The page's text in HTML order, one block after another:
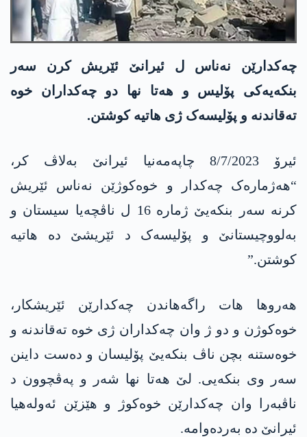
چەکدارێن نەناس ل ئیرانێ ئێریش کرن سەر
بنکەیەکی پۆلیس و ھەتا نھا دو چەکداران خوە
تەقاندنە و پۆلیسەک ژی ھاتیە کوشتن.
ئیرۆ 8/7/2023 چاپەمەنیا ئیرانێ بەلاڤ کر،
“ھەژمارەک چەکدار و خوەکوژێن نەناس ئێریش
کرنە سەر بنکەیێ ژمارە 16 ل ناڤچەیا سیستان و
بەلووچیستانێ و پۆلیسەک د ئێریشێ دە ھاتیە
کوشتن.”
ھەروھا ھات راگەھاندن چەکدارێن ئێریشکار،
خوەکوژن و دو ژ وان چەکداران ژی خوە تەقاندنە و
خوەستنە بچن ناڤ بنکەیێ پۆلیسان و دەست داینن
سەر وی بنکەیی. لێ ھەتا نھا شەر و پەڤچوون د
ناڤبەرا وان چەکدارێن خوەکوژ و ھێزێن ئەولەھیا
ئیرانێ دە بەردەوامە.